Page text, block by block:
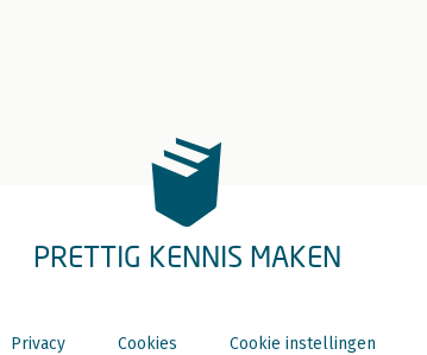
PRETTIG KENNIS MAKEN
Privacy Cookies Cookie instellingen